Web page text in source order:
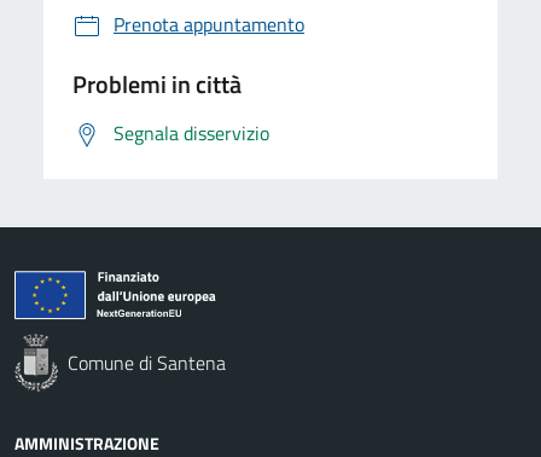
Prenota appuntamento
Problemi in città
Segnala disservizio
Comune di Santena
AMMINISTRAZIONE